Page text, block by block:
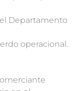
Departamento
operacional.